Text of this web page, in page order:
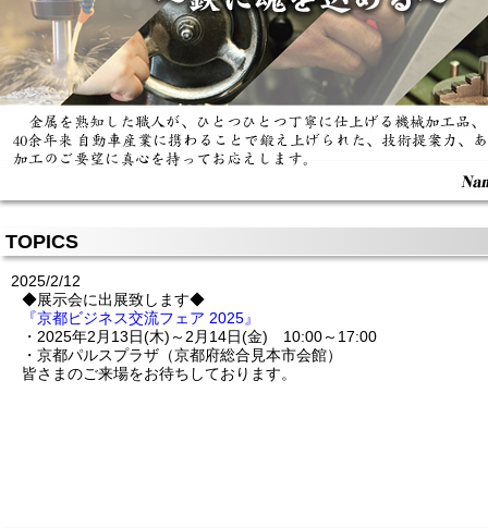
TOPICS
2025/2/12
◆展示会に出展致します◆
『京都ビジネス交流フェア 2025』
・2025年2月13日(木)～2月14日(金) 10:00～17:00
・京都パルスプラザ（京都府総合見本市会館）
皆さまのご来場をお待ちしております。